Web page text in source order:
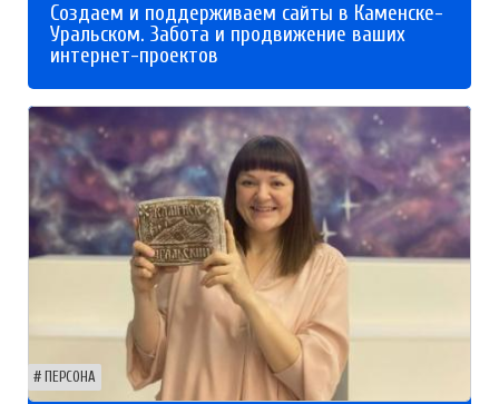
Создаем и поддерживаем сайты в Каменске-
Уральском. Забота и продвижение ваших
интернет-проектов
ПЕРСОНА